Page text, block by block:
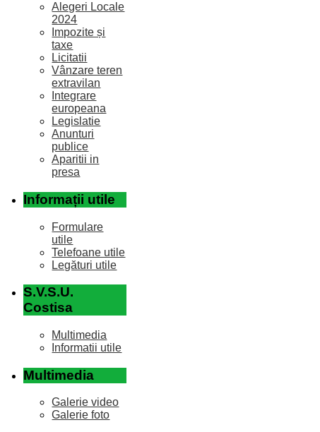
Alegeri Locale
2024
Impozite și
taxe
Licitatii
Vânzare teren
extravilan
Integrare
europeana
Legislatie
Anunturi
publice
Aparitii in
presa
Informații utile
Formulare
utile
Telefoane utile
Legături utile
S.V.S.U.
Costisa
Multimedia
Informatii utile
Multimedia
Galerie video
Galerie foto